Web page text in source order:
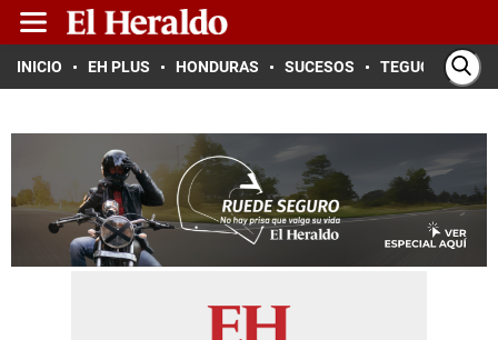
INICIO EH PLUS HONDURAS SUCESOS TEGUCIGALPA